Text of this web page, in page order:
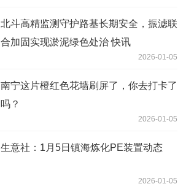
北斗高精监测守护路基长期安全，振滤联
合加固实现淤泥绿色处治 快讯
2026-01-05
南宁这片橙红色花墙刷屏了，你去打卡了
吗？
2026-01-05
生意社：1月5日镇海炼化PE装置动态
2026-01-05